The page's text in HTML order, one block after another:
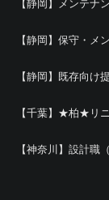
【静岡】メンテナ
【静岡】保守・メ
【静岡】既存向け
【千葉】★柏★リ
【神奈川】設計職